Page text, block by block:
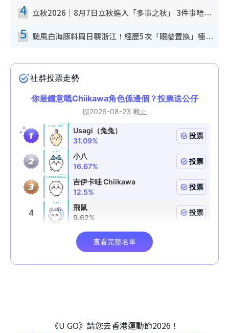
4 立秋2026｜8月7日立秋進入「多事之秋」 3件事唔做得！專家教6招開運 清枱頭／銀包納氣接好運
5 颱風白海豚料周日襲浙江！經歷5次「眼牆置換」極罕見 成登陸內地最長途颱風
《U GO》請您去香港運動節2026！